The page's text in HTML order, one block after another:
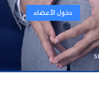
دخول الأعضاء